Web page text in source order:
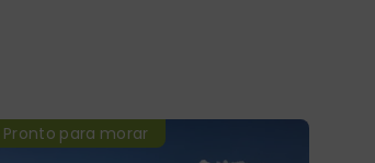
Pronto para morar